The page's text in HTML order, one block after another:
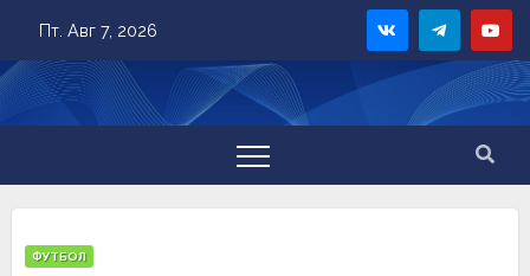
content
Пт. Авг 7, 2026
ФУТБОЛ